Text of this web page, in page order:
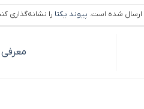
ارسال شده است. پیوند یکتا را نشانه‌گذاری
معرفی